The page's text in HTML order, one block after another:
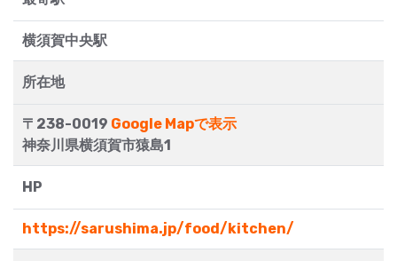
横須賀中央駅
所在地
〒238-0019 Google Mapで表示
神奈川県横須賀市猿島1
HP
https://sarushima.jp/food/kitchen/